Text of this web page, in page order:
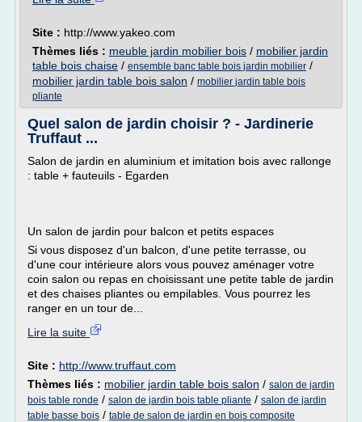
Site : http://www.yakeo.com
Thèmes liés : meuble jardin mobilier bois / mobilier jardin
table bois chaise / ensemble banc table bois jardin mobilier /
mobilier jardin table bois salon / mobilier jardin table bois
pliante
Quel salon de jardin choisir ? - Jardinerie
Truffaut ...
Salon de jardin en aluminium et imitation bois avec rallonge
: table + fauteuils - Egarden
Un salon de jardin pour balcon et petits espaces
Si vous disposez d'un balcon, d'une petite terrasse, ou
d'une cour intérieure alors vous pouvez aménager votre
coin salon ou repas en choisissant une petite table de jardin
et des chaises pliantes ou empilables. Vous pourrez les
ranger en un tour de...
Lire la suite
Site : http://www.truffaut.com
Thèmes liés : mobilier jardin table bois salon / salon de jardin
bois table ronde / salon de jardin bois table pliante / salon de jardin
table basse bois / table de salon de jardin en bois composite